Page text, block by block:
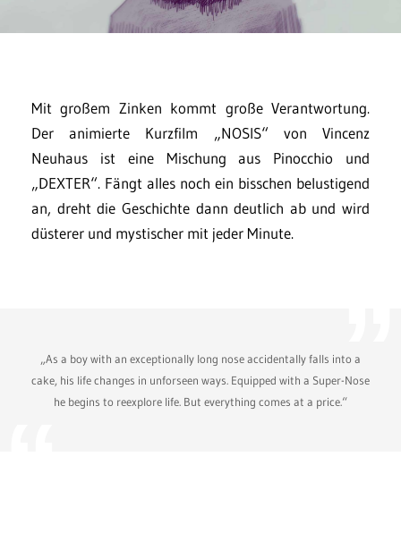
Mit großem Zinken kommt große Verantwortung.
Der animierte Kurzfilm „NOSIS“ von Vincenz
Neuhaus ist eine Mischung aus Pinocchio und
„DEXTER“. Fängt alles noch ein bisschen belustigend
an, dreht die Geschichte dann deutlich ab und wird
düsterer und mystischer mit jeder Minute.
„As a boy with an exceptionally long nose accidentally falls into a
cake, his life changes in unforseen ways. Equipped with a Super-Nose
he begins to reexplore life. But everything comes at a price.“